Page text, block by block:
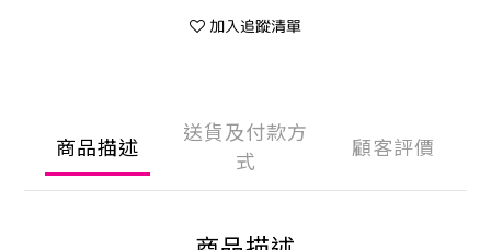
加入追蹤清單
商品描述
送貨及付款方
式
顧客評價